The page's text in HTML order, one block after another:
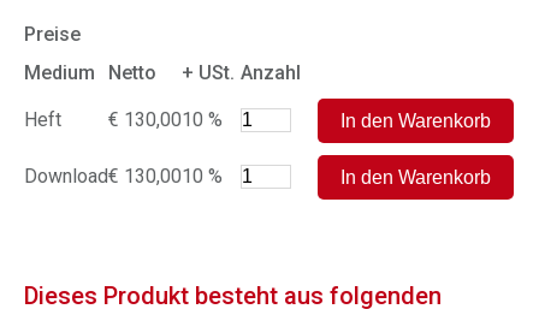
Preise
Medium
Netto + USt. Anzahl
Heft € 130,0010 %
Download€ 130,0010 %
Dieses Produkt besteht aus folgenden